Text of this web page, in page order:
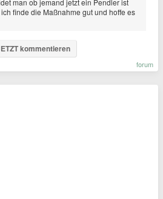
man ob jemand jetzt ein Pendler ist
finde die Maßnahme gut und hoffe es
kommentieren
forum